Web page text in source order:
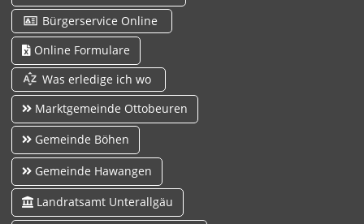
Bürgerservice Online
Online Formulare
Was erledige ich wo
Marktgemeinde Ottobeuren
Gemeinde Böhen
Gemeinde Hawangen
Landratsamt Unterallgäu